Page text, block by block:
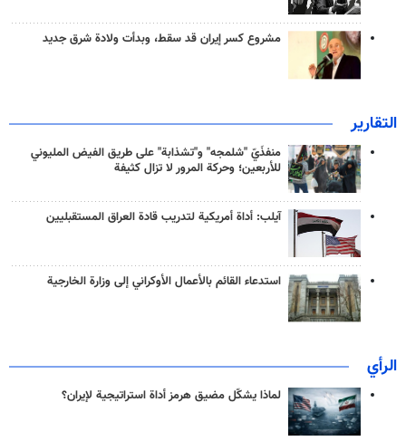
مشروع كسر إيران قد سقط، وبدأت ولادة شرق جديد
التقارير
منفذَيّ "شلمجه" و"تشذابة" على طريق الفيض المليوني
للأربعين؛ وحركة المرور لا تزال كثيفة
آيلب: أداة أمريكية لتدريب قادة العراق المستقبليين
استدعاء القائم بالأعمال الأوكراني إلى وزارة الخارجية
الرأي
لماذا يشكّل مضيق هرمز أداة استراتيجية لإيران؟